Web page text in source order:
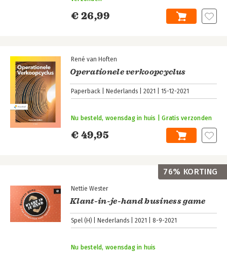
€ 26,99
René van Hoften
Operationele verkoopcyclus
Paperback Nederlands 2021 15-12-2021
€ 49,95
Nu besteld, woensdag in huis | Gratis verzonden
Nettie Wester
Klant-in-je-hand business game
Spel (H) Nederlands 2021 8-9-2021
Nu besteld, woensdag in huis
76% KORTING